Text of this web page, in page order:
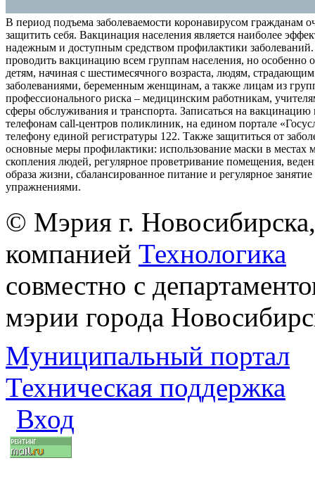
В период подъема заболеваемости коронавирусом гражданам
защитить себя. Вакцинация населения является наиболее
надежным и доступным средством профилактики заболеваний.
проводить вакцинацию всем группам населения, но особенно
детям, начиная с шестимесячного возраста, людям,
заболеваниями, беременным женщинам, а также лицам из
профессионального риска – медицинским работникам,
сферы обслуживания и транспорта. Записаться на
телефонам call-центров поликлиник, на едином портале
телефону единой регистратуры 122. Также защититься от
основные меры профилактики: использование маски в местах
скопления людей, регулярное проветривание помещения,
образа жизни, сбалансированное питание и регулярное
упражнениями.
© Мэрия г.
компанией Технологика
совместно с
мэрии города
Муниципальный портал
Техническая поддержка
Вход